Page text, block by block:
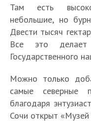
Там есть
небольшие, но
Двести тысяч
Все это делает
Государственного
Можно только
самые северные
благодаря
Сочи открыт «Музей